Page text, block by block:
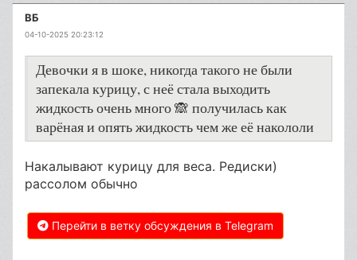
ВБ
04-10-2025 20:23:12
Девочки я в шоке, никогда такого не были
запекала курицу, с неё стала выходить
жидкость очень много 🙈 получилась как
варёная и опять жидкость чем же её накололи
Накалывают курицу для веса. Редиски)
рассолом обычно
Перейти в ветку обсуждения в Telegram